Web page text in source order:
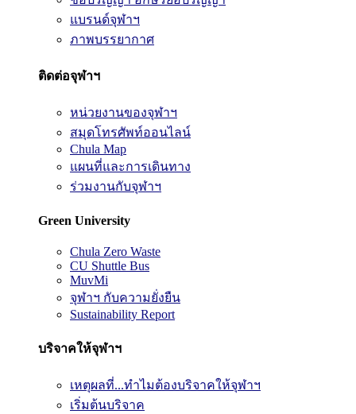
แบรนด์จุฬาฯ
ภาพบรรยากาศ
ติดต่อจุฬาฯ
หน่วยงานของจุฬาฯ
สมุดโทรศัพท์ออนไลน์
Chula Map
แผนที่และการเดินทาง
ร่วมงานกับจุฬาฯ
Green University
Chula Zero Waste
CU Shuttle Bus
MuvMi
จุฬาฯ กับความยั่งยืน
Sustainability Report
บริจาคให้จุฬาฯ
เหตุผลที่...ทำไมต้องบริจาคให้จุฬาฯ
เริ่มต้นบริจาค